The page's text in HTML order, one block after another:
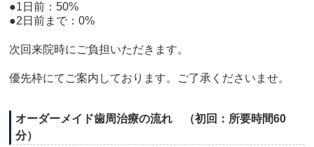
●1日前：50%
●2日前まで：0%
次回来院時にご負担いただきます。
優先枠にてご案内しております。ご了承くださいませ。
オーダーメイド歯周治療の流れ （初回：所要時間60
分）